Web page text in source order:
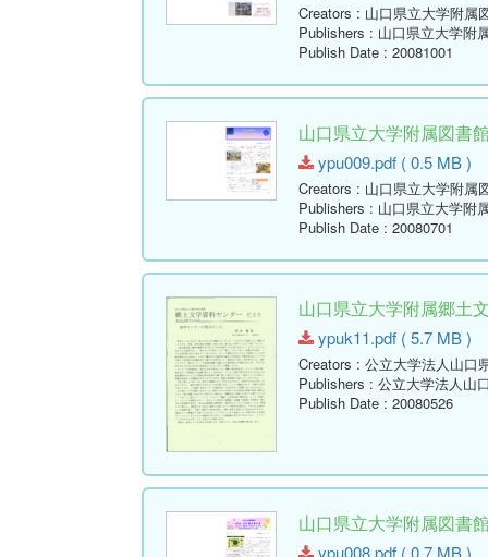
Creators : 山口県立大学附属
Publishers : 山口県立大学附
Publish Date : 20081001
山口県立大学附属図書
ypu009.pdf ( 0.5 MB )
Creators : 山口県立大学附属
Publishers : 山口県立大学附
Publish Date : 20080701
山口県立大学附属郷土
ypuk11.pdf ( 5.7 MB )
Creators : 公立大学法人山口
Publishers : 公立大学法人山
Publish Date : 20080526
山口県立大学附属図書
ypu008.pdf ( 0.7 MB )